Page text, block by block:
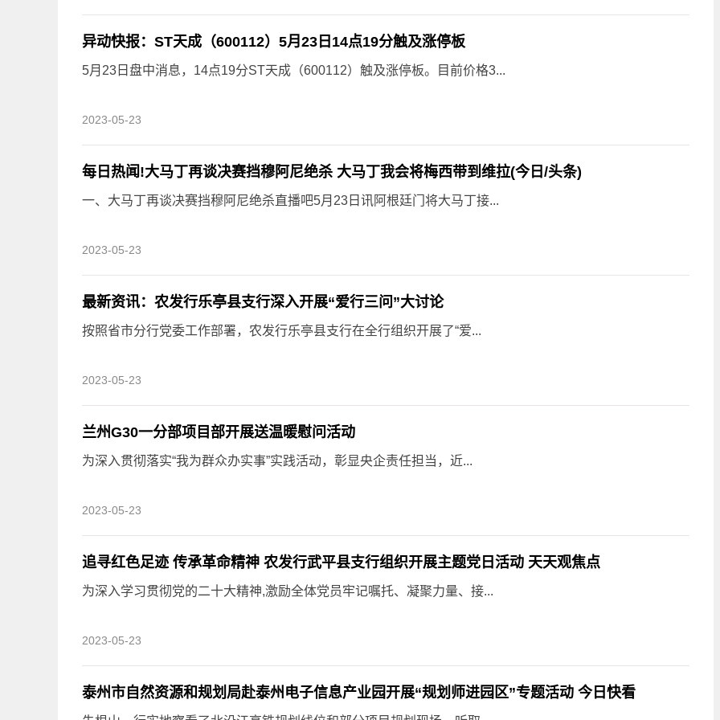
异动快报：ST天成（600112）5月23日14点19分触及涨停板
5月23日盘中消息，14点19分ST天成（600112）触及涨停板。目前价格3...
2023-05-23
每日热闻!大马丁再谈决赛挡穆阿尼绝杀 大马丁我会将梅西带到维拉(今日/头条)
一、大马丁再谈决赛挡穆阿尼绝杀直播吧5月23日讯阿根廷门将大马丁接...
2023-05-23
最新资讯：农发行乐亭县支行深入开展“爱行三问”大讨论
按照省市分行党委工作部署，农发行乐亭县支行在全行组织开展了“爱...
2023-05-23
兰州G30一分部项目部开展送温暖慰问活动
为深入贯彻落实“我为群众办实事”实践活动，彰显央企责任担当，近...
2023-05-23
追寻红色足迹 传承革命精神 农发行武平县支行组织开展主题党日活动 天天观焦点
为深入学习贯彻党的二十大精神,激励全体党员牢记嘱托、凝聚力量、接...
2023-05-23
泰州市自然资源和规划局赴泰州电子信息产业园开展“规划师进园区”专题活动 今日快看